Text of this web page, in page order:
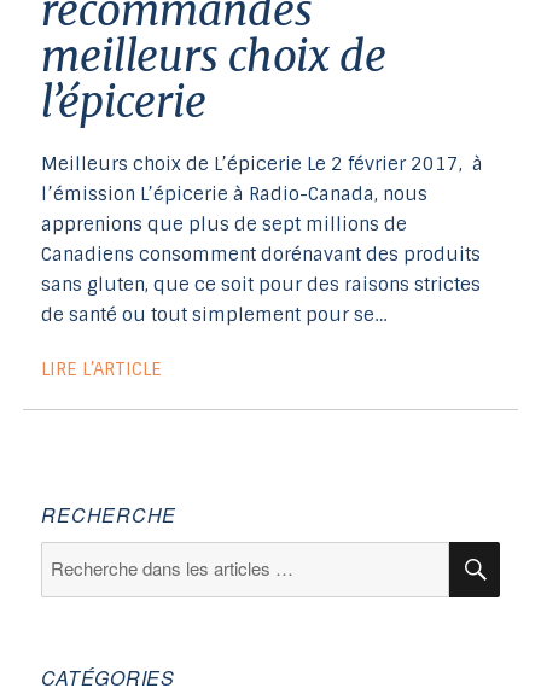
meilleurs choix de
l’épicerie
Meilleurs choix de L’épicerie Le 2 février 2017, à
l’émission L’épicerie à Radio-Canada, nous
apprenions que plus de sept millions de
Canadiens consomment dorénavant des produits
sans gluten, que ce soit pour des raisons strictes
de santé ou tout simplement pour se…
LIRE L’ARTICLE
RECHERCHE
CATÉGORIES